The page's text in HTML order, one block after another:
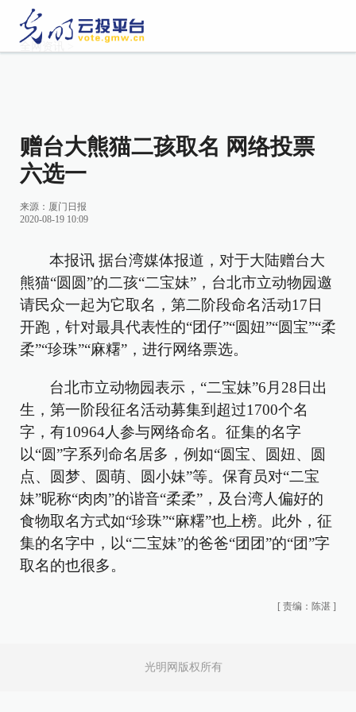
全网资讯
赠台大熊猫二孩取名 网络投票
六选一
来源：厦门日报
2020-08-19 10:09
本报讯 据台湾媒体报道，对于大陆赠台大
熊猫“圆圆”的二孩“二宝妹”，台北市立动物园邀
请民众一起为它取名，第二阶段命名活动17日
开跑，针对最具代表性的“团仔”“圆妞”“圆宝”“柔
柔”“珍珠”“麻糬”，进行网络票选。
台北市立动物园表示，“二宝妹”6月28日出
生，第一阶段征名活动募集到超过1700个名
字，有10964人参与网络命名。征集的名字
以“圆”字系列命名居多，例如“圆宝、圆妞、圆
点、圆梦、圆萌、圆小妹”等。保育员对“二宝
妹”昵称“肉肉”的谐音“柔柔”，及台湾人偏好的
食物取名方式如“珍珠”“麻糬”也上榜。此外，征
集的名字中，以“二宝妹”的爸爸“团团”的“团”字
取名的也很多。
[ 责编：陈湛 ]
光明网版权所有